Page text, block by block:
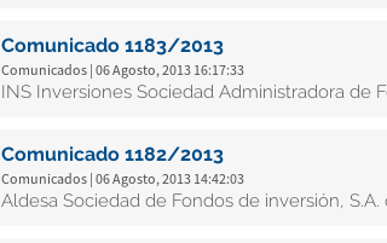
Comunicado 1183/2013
Comunicados | 06 Agosto, 2013 16:17:33
INS Inversiones Sociedad Administradora de
Comunicado 1182/2013
Comunicados | 06 Agosto, 2013 14:42:03
Aldesa Sociedad de Fondos de inversión,